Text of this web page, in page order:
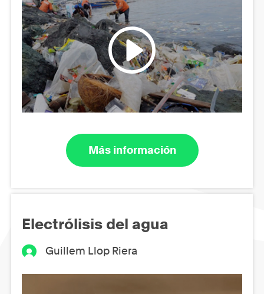
Más información
Electrólisis del agua
Guillem Llop Riera